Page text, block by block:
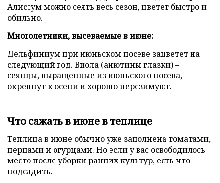
Алиссум можно сеять весь сезон, цветет быстро и
обильно.
Многолетники, высеваемые в июне:
Дельфиниум при июньском посеве зацветет на
следующий год. Виола (анютины глазки) –
сеянцы, выращенные из июньского посева,
окрепнут к осени и хорошо перезимуют.
Что сажать в июне в теплице
Теплица в июне обычно уже заполнена томатами,
перцами и огурцами. Но если у вас освободилось
место после уборки ранних культур, есть что
подсадить.